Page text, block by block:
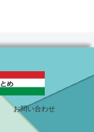
お問い合わせ